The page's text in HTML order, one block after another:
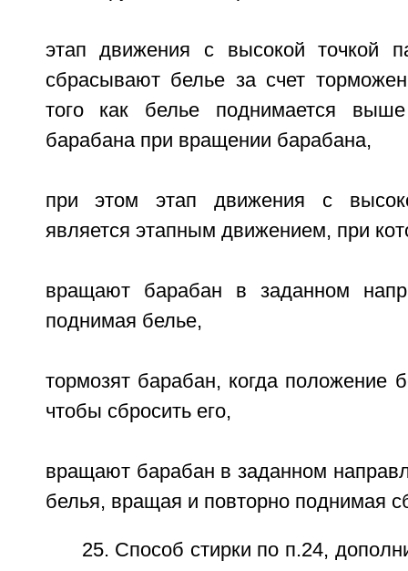
этап движения с высокой точкой
сбрасывают белье за счет
того как белье поднимается
барабана при вращении барабана,
при этом этап движения с
является этапным движением, при
вращают барабан в заданном
поднимая белье,
тормозят барабан, когда положение
чтобы сбросить его,
вращают барабан в заданном
белья, вращая и повторно поднимая
25. Способ стирки по п.24,